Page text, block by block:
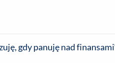
gdy panuję nad